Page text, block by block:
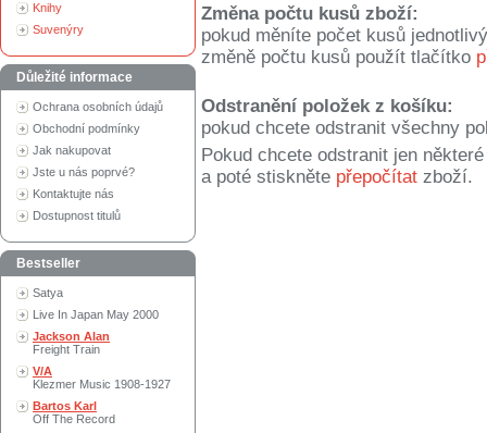
Knihy
Suvenýry
Důležité informace
Ochrana osobních údajů
Obchodní podmínky
Jak nakupovat
Jste u nás poprvé?
Kontaktujte nás
Dostupnost titulů
Bestseller
Satya
Live In Japan May 2000
Jackson Alan
Freight Train
V/A
Klezmer Music 1908-1927
Bartos Karl
Off The Record
Změna počtu kusů zboží:
pokud měníte počet kusů
změně počtu kusů použít tlačítko
Odstranění položek z košíku:
pokud chcete odstranit všechny
Pokud chcete odstranit jen
a poté stiskněte přepočítat zboží.